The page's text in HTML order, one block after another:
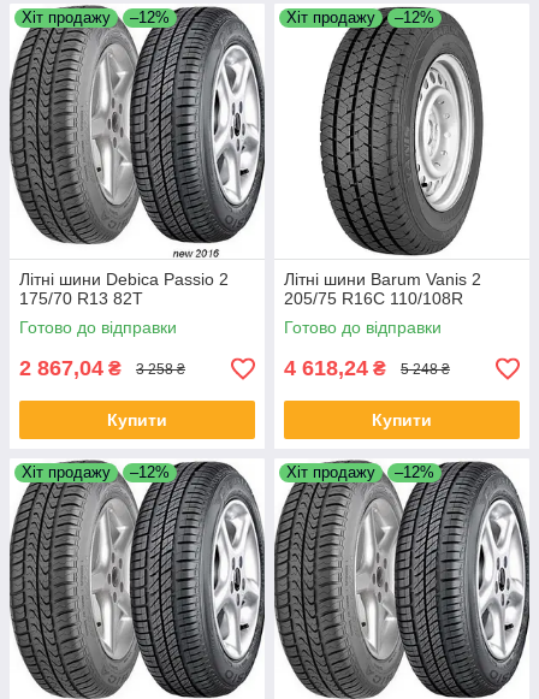
Хіт продажу –12%
Літні шини Debica Passio 2
175/70 R13 82T
Готово до відправки
2 867,04 ₴ 3 258 ₴
Купити
Хіт продажу –12%
Літні шини Barum Vanis 2
205/75 R16C 110/108R
Готово до відправки
4 618,24 ₴ 5 248 ₴
Купити
Хіт продажу –12% Хіт продажу –12%